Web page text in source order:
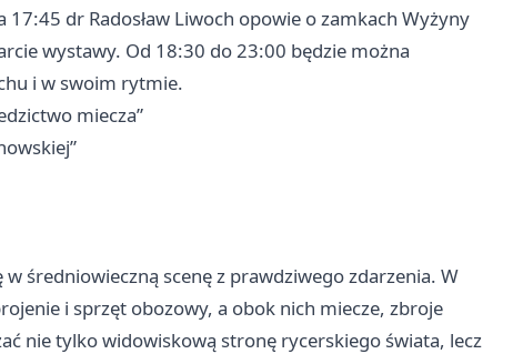
dr Radosław Liwoch opowie o zamkach Wyżyny
wystawy. Od 18:30 do 23:00 będzie można
i w swoim rytmie.
miecza”
średniowieczną scenę z prawdziwego zdarzenia. W
i sprzęt obozowy, a obok nich miecze, zbroje
nie tylko widowiskową stronę rycerskiego świata, lecz